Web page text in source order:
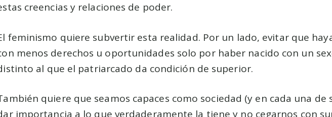
creencias y relaciones de poder.
feminismo quiere subvertir esta realidad. Por un lado, evitar que
menos derechos u oportunidades solo por haber nacido con un
al que el patriarcado da condición de superior.
quiere que seamos capaces como sociedad (y en cada una de
importancia a lo que verdaderamente la tiene y no cegarnos con